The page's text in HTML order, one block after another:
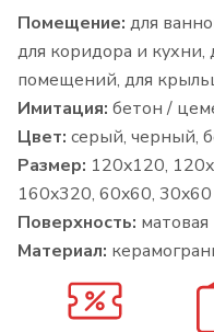
Помещение: для
для коридора и
помещений, для
Имитация: бетон /
Цвет: серый, черный,
Размер: 120x120,
160x320, 60x60, 30x60
Поверхность: матовая
Материал: